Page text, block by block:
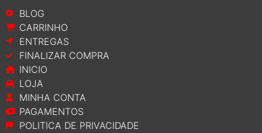
BLOG
CARRINHO
ENTREGAS
FINALIZAR COMPRA
INICIO
LOJA
MINHA CONTA
PAGAMENTOS
POLITICA DE PRIVACIDADE